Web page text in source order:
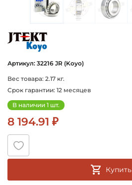
Артикул: 32216 JR (Koyo)
Вес товара: 2.17 кг.
Срок гарантии: 12 месяцев
В наличии 1 шт.
8 194.91 ₽
Купить